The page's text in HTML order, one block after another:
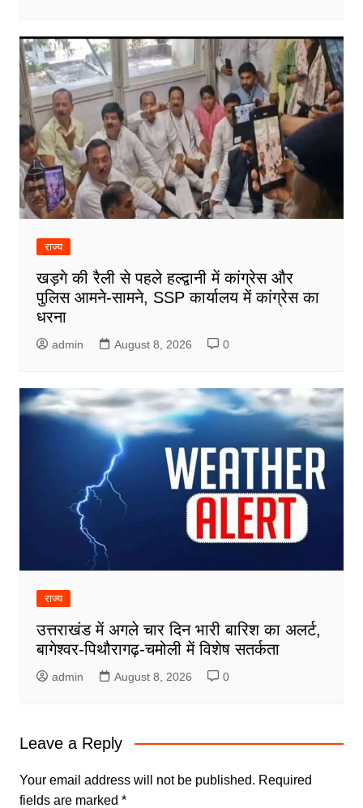
राज्य
खड़गे की रैली से पहले हल्द्वानी में कांग्रेस और
पुलिस आमने-सामने, SSP कार्यालय में कांग्रेस का
धरना
admin August 8, 2026 0
राज्य
उत्तराखंड में अगले चार दिन भारी बारिश का अलर्ट,
बागेश्वर-पिथौरागढ़-चमोली में विशेष सतर्कता
admin August 8, 2026 0
Leave a Reply
Your email address will not be published. Required
fields are marked *